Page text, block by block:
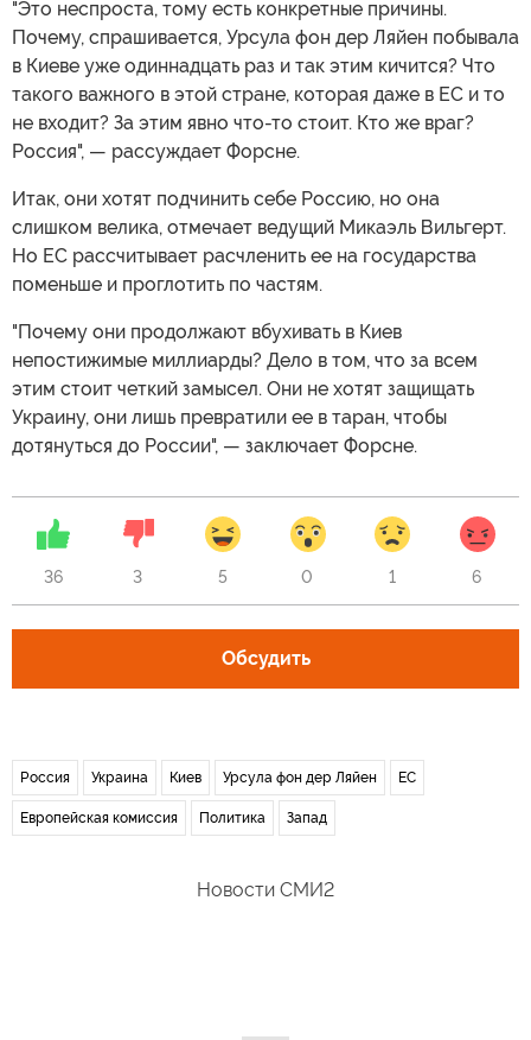
"Это неспроста, тому есть конкретные причины.
Почему, спрашивается, Урсула фон дер Ляйен побывала
в Киеве уже одиннадцать раз и так этим кичится? Что
такого важного в этой стране, которая даже в ЕС и то
не входит? За этим явно что-то стоит. Кто же враг?
Россия", — рассуждает Форсне.
Итак, они хотят подчинить себе Россию, но она
слишком велика, отмечает ведущий Микаэль Вильгерт.
Но ЕС рассчитывает расчленить ее на государства
поменьше и проглотить по частям.
"Почему они продолжают вбухивать в Киев
непостижимые миллиарды? Дело в том, что за всем
этим стоит четкий замысел. Они не хотят защищать
Украину, они лишь превратили ее в таран, чтобы
дотянуться до России", — заключает Форсне.
36 3 5 0 1 6
Обсудить
Россия Украина Киев Урсула фон дер Ляйен ЕС
Европейская комиссия Политика Запад
Новости СМИ2